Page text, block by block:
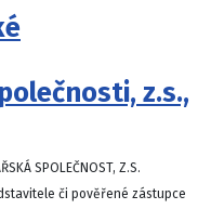
z.s.,
SPOLEČNOST, Z.S.
či pověřené zástupce